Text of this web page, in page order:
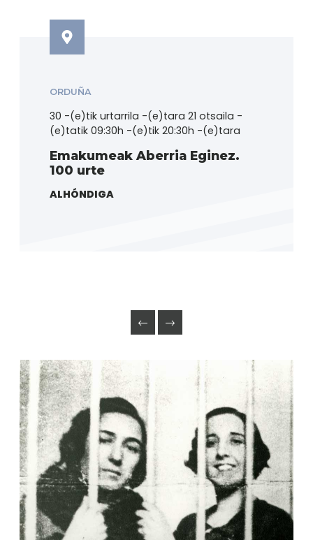
ORDUÑA
30 -(e)tik urtarrila -(e)tara 21 otsaila -
(e)tatik 09:30h -(e)tik 20:30h -(e)tara
Emakumeak Aberria Eginez.
100 urte
ALHÓNDIGA